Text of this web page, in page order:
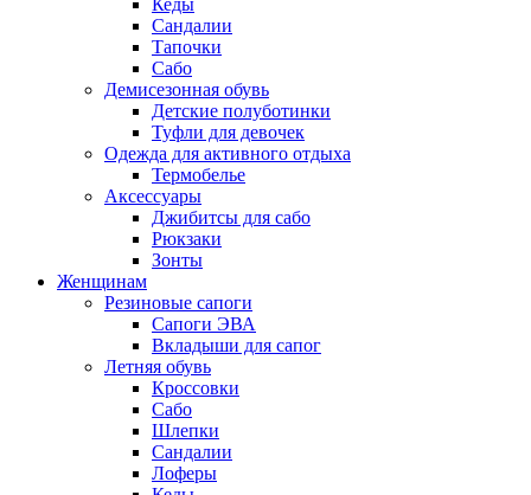
Кеды
Сандалии
Тапочки
Сабо
Демисезонная обувь
Детские полуботинки
Туфли для девочек
Одежда для активного отдыха
Термобелье
Аксессуары
Джибитсы для сабо
Рюкзаки
Зонты
Женщинам
Резиновые сапоги
Cапоги ЭВА
Вкладыши для сапог
Летняя обувь
Кроссовки
Сабо
Шлепки
Сандалии
Лоферы